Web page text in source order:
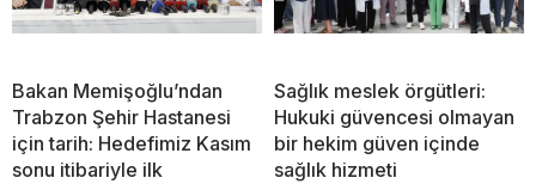
Bakan Memişoğlu’ndan
Trabzon Şehir Hastanesi
için tarih: Hedefimiz Kasım
sonu itibariyle ilk
Sağlık meslek örgütleri:
Hukuki güvencesi olmayan
bir hekim güven içinde
sağlık hizmeti